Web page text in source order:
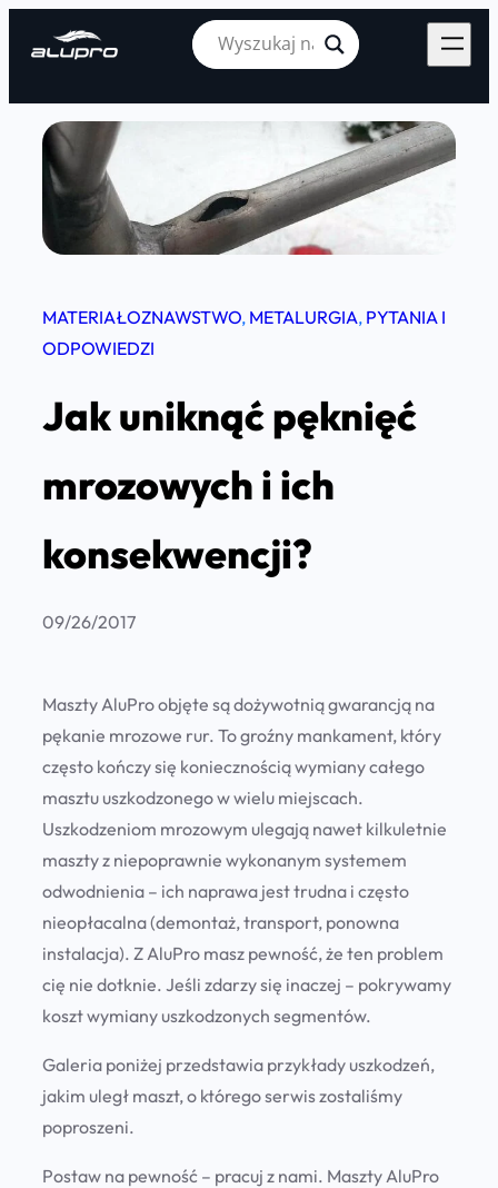
MATERIAŁOZNAWSTWO, METALURGIA, PYTANIA I
ODPOWIEDZI
Jak uniknąć pęknięć
mrozowych i ich
konsekwencji?
09/26/2017
Maszty AluPro objęte są dożywotnią gwarancją na
pękanie mrozowe rur. To groźny mankament, który
często kończy się koniecznością wymiany całego
masztu uszkodzonego w wielu miejscach.
Uszkodzeniom mrozowym ulegają nawet kilkuletnie
maszty z niepoprawnie wykonanym systemem
odwodnienia – ich naprawa jest trudna i często
nieopłacalna (demontaż, transport, ponowna
instalacja). Z AluPro masz pewność, że ten problem
cię nie dotknie. Jeśli zdarzy się inaczej – pokrywamy
koszt wymiany uszkodzonych segmentów.
Galeria poniżej przedstawia przykłady uszkodzeń,
jakim uległ maszt, o którego serwis zostaliśmy
poproszeni.
Postaw na pewność – pracuj z nami. Maszty AluPro